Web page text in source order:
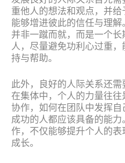
重他人的想法和观点，并给
能够增进彼此的信任与理
并非一蹴而就，而是一个
人，尽量避免功利心过重，
持与帮助。
此外，良好的人际关系还需
在集体中，个人的力量往
协作，如何在团队中发挥
成功的人都应该具备的能
作，不仅能够提升个人的表
成长。